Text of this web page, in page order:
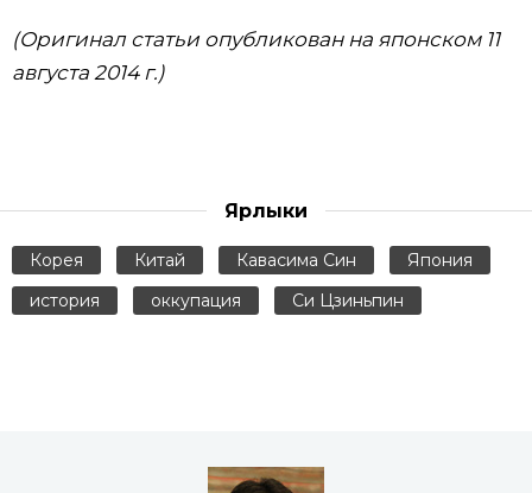
(Оригинал статьи опубликован на японском 11
августа 2014 г.)
Ярлыки
Корея Китай Кавасима Син
Япония
история
оккупация Си Цзиньпин